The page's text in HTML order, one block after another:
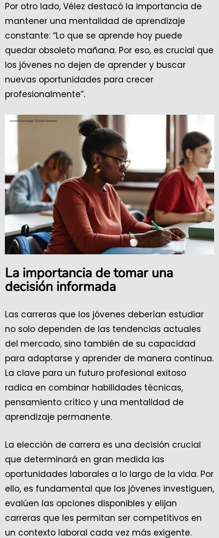
Por otro lado, Vélez destacó la importancia de
mantener una mentalidad de aprendizaje
constante: “Lo que se aprende hoy puede
quedar obsoleto mañana. Por eso, es crucial que
los jóvenes no dejen de aprender y buscar
nuevas oportunidades para crecer
profesionalmente”.
La importancia de tomar una
decisión informada
Las carreras que los jóvenes deberían estudiar
no solo dependen de las tendencias actuales
del mercado, sino también de su capacidad
para adaptarse y aprender de manera continua.
La clave para un futuro profesional exitoso
radica en combinar habilidades técnicas,
pensamiento crítico y una mentalidad de
aprendizaje permanente.
La elección de carrera es una decisión crucial
que determinará en gran medida las
oportunidades laborales a lo largo de la vida. Por
ello, es fundamental que los jóvenes investiguen,
evalúen las opciones disponibles y elijan
carreras que les permitan ser competitivos en
un contexto laboral cada vez más exigente.